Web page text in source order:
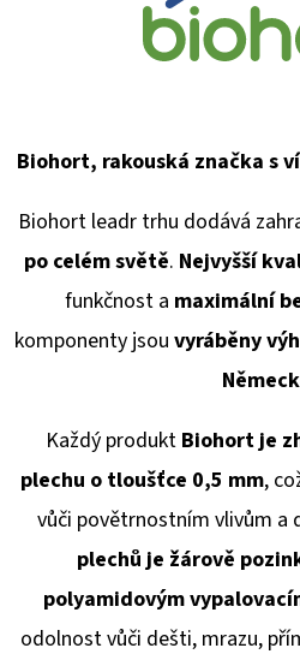
Biohort, rakouská značka s
Biohort leadr trhu dodává
po celém světě. Nejvyšší
funkčnost a maximální
komponenty jsou vyráběny
Každý produkt Biohort je
plechu o tloušťce 0,5 mm,
vůči povětrnostním vlivům a
plechů je žárově
polyamidovým
odolnost vůči dešti, mrazu,